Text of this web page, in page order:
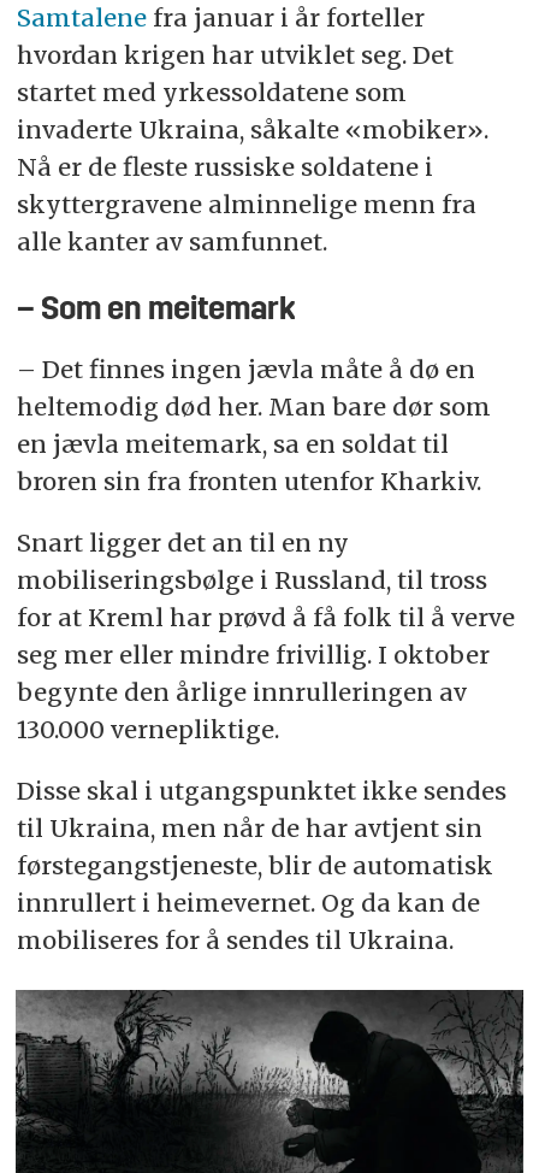
Samtalene fra januar i år forteller
hvordan krigen har utviklet seg. Det
startet med yrkessoldatene som
invaderte Ukraina, såkalte «mobiker».
Nå er de fleste russiske soldatene i
skyttergravene alminnelige menn fra
alle kanter av samfunnet.
– Som en meitemark
– Det finnes ingen jævla måte å dø en
heltemodig død her. Man bare dør som
en jævla meitemark, sa en soldat til
broren sin fra fronten utenfor Kharkiv.
Snart ligger det an til en ny
mobiliseringsbølge i Russland, til tross
for at Kreml har prøvd å få folk til å verve
seg mer eller mindre frivillig. I oktober
begynte den årlige innrulleringen av
130.000 vernepliktige.
Disse skal i utgangspunktet ikke sendes
til Ukraina, men når de har avtjent sin
førstegangstjeneste, blir de automatisk
innrullert i heimevernet. Og da kan de
mobiliseres for å sendes til Ukraina.